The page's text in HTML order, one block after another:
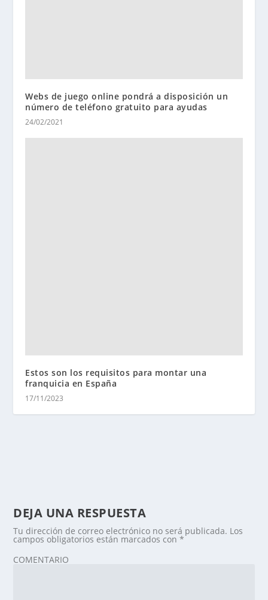
Webs de juego online pondrá a disposición un
número de teléfono gratuito para ayudas
24/02/2021
Estos son los requisitos para montar una
franquicia en España
17/11/2023
DEJA UNA RESPUESTA
Tu dirección de correo electrónico no será publicada. Los
campos obligatorios están marcados con*
COMENTARIO